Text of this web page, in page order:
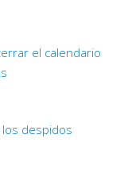
el calendario
los despidos